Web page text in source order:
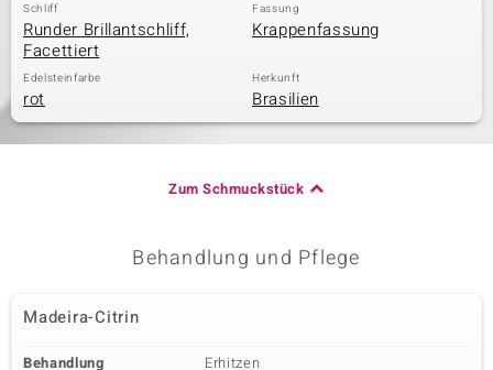
Schliff
Runder Brillantschliff,
Facettiert
Fassung
Krappenfassung
Edelsteinfarbe
rot
Herkunft
Brasilien
Zum Schmuckstück
Behandlung und Pflege
Madeira-Citrin
Behandlung Erhitzen